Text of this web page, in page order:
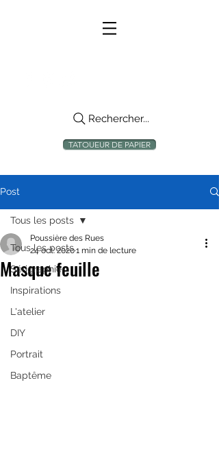
Rechercher...
TATOUEUR DE PAPIER
Post
Tous les posts
Sérigraphie
Inspirations
L'atelier
DIY
Portrait
Baptême
Tous les posts
Masque feuille
Poussière des Rues
24 oct. 20201 min de lecture